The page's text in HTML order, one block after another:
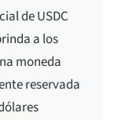
de USDC
a los
moneda
reservada